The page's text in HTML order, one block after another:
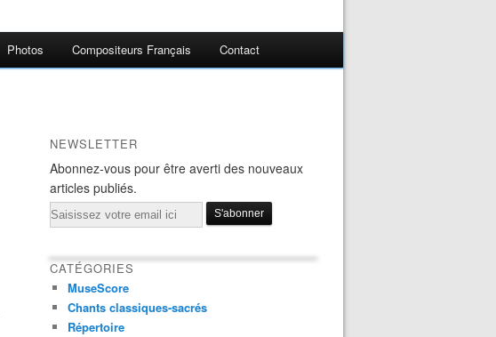
Photos Compositeurs Français Contact
NEWSLETTER
Abonnez-vous pour être averti des nouveaux
articles publiés.
Email
CATÉGORIES
MuseScore
Chants classiques-sacrés
Répertoire